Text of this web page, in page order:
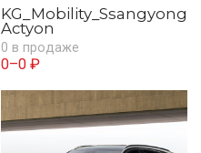
KG_Mobility_Ssangyong
Actyon
0 в продаже
0–0 ₽